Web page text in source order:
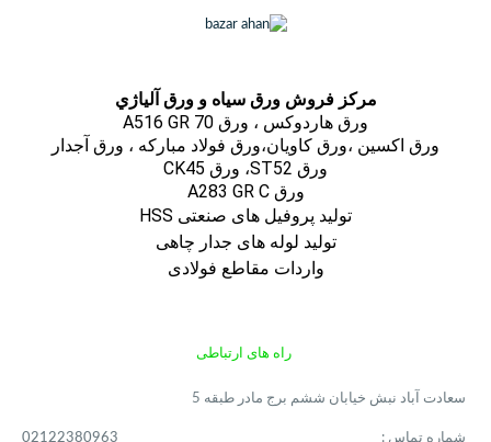
مركز فروش ورق سياه و ورق آلياژي
ورق هاردوکس ، ورق A516 GR 70
ورق اكسين ،ورق كاويان،ورق فولاد مباركه ، ورق آجدار
ورق ST52، ورق CK45
ورق A283 GR C
تولید پروفیل های صنعتی HSS
تولید لوله های جدار چاهی
واردات مقاطع فولادی
راه های ارتباطی
سعادت آباد نبش خیابان ششم برج مادر طبقه 5
شماره تماس : 02122380963